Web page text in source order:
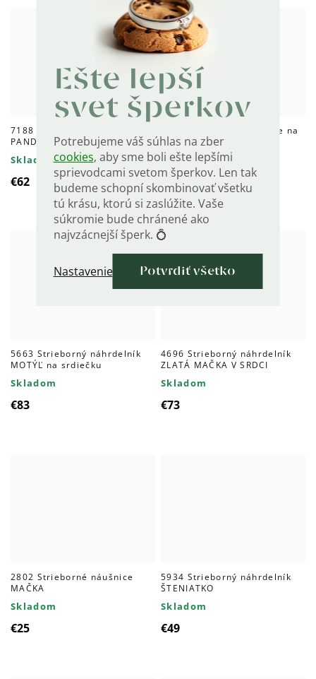
Ešte lepší
svet šperkov
Potrebujeme váš súhlas na zber
cookies, aby sme boli ešte lepšími
sprievodcami svetom šperkov. Len tak
budeme schopní skombinovať všetku
tú krásu, ktorú si zaslúžite. Vaše
súkromie bude chránené ako
najvzácnejší šperk. 💍
Nastavenie Potvrdiť všetko
7188 Strieborné náušnice
PANDA
Skladom
€62
5935 Strieborné náušnice na
skrutku KRÁLIK
Skladom
€44,20
5663 Strieborný náhrdelník
MOTÝĽ na srdiečku
Skladom
€83
4696 Strieborný náhrdelník
ZLATÁ MAČKA V SRDCI
Skladom
€73
2802 Strieborné náušnice
MAČKA
Skladom
€25
5934 Strieborný náhrdelník
ŠTENIATKO
Skladom
€49